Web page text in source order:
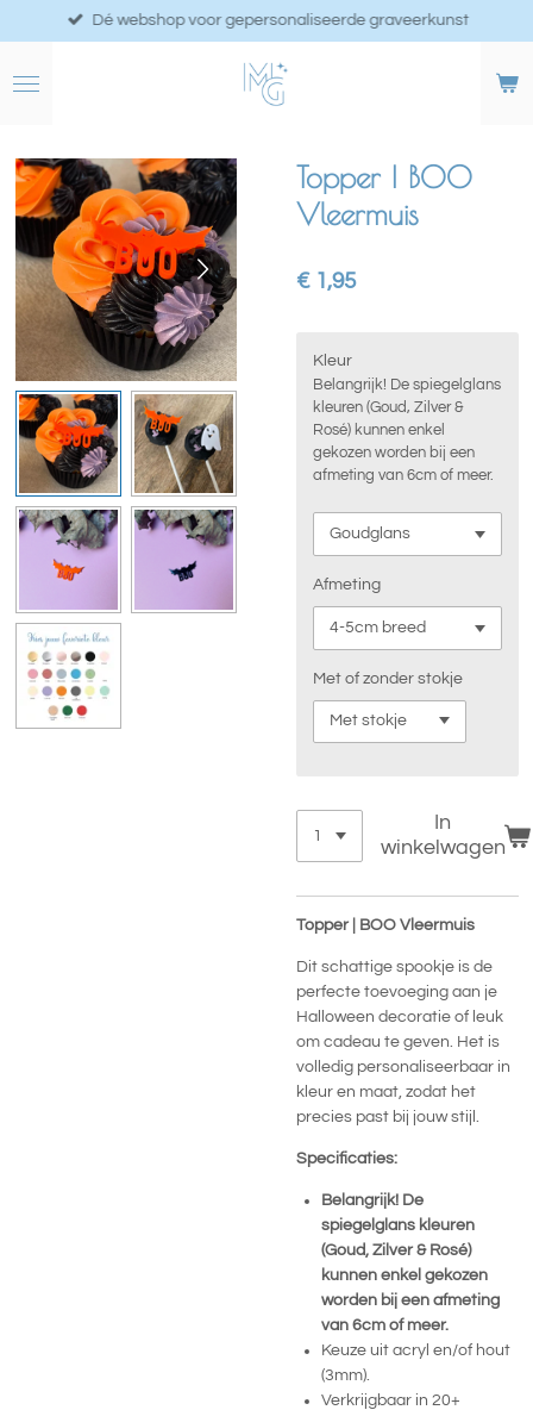
direct
naar
de
Dé webshop voor gepersonaliseerde graveerkunst
Topper | BOO
Vleermuis
€ 1,95
Kleur
Belangrijk! De spiegelglans
kleuren (Goud, Zilver &
Rosé) kunnen enkel
gekozen worden bij een
afmeting van 6cm of meer.
Afmeting
Met of zonder stokje
In
winkelwagen
Topper | BOO Vleermuis
Dit schattige spookje is de
perfecte toevoeging aan je
Halloween decoratie of leuk
om cadeau te geven. Het is
volledig personaliseerbaar in
kleur en maat, zodat het
precies past bij jouw stijl.
Specificaties:
Belangrijk! De
spiegelglans kleuren
(Goud, Zilver & Rosé)
kunnen enkel gekozen
worden bij een afmeting
van 6cm of meer.
Keuze uit acryl en/of hout
(3mm).
Verkrijgbaar in 20+